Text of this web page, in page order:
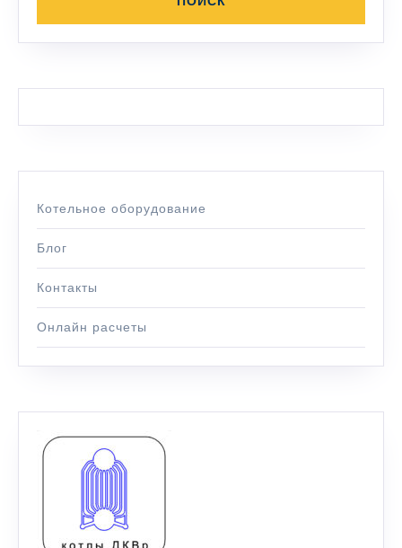
Котельное оборудование
Блог
Контакты
Онлайн расчеты